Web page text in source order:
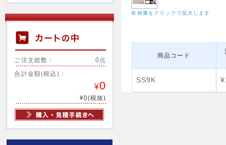
ご注文総数： 0点
合計金額(税込)：
¥0
¥0(税抜)
各画像をクリックで拡大します
商品コード
SS9K